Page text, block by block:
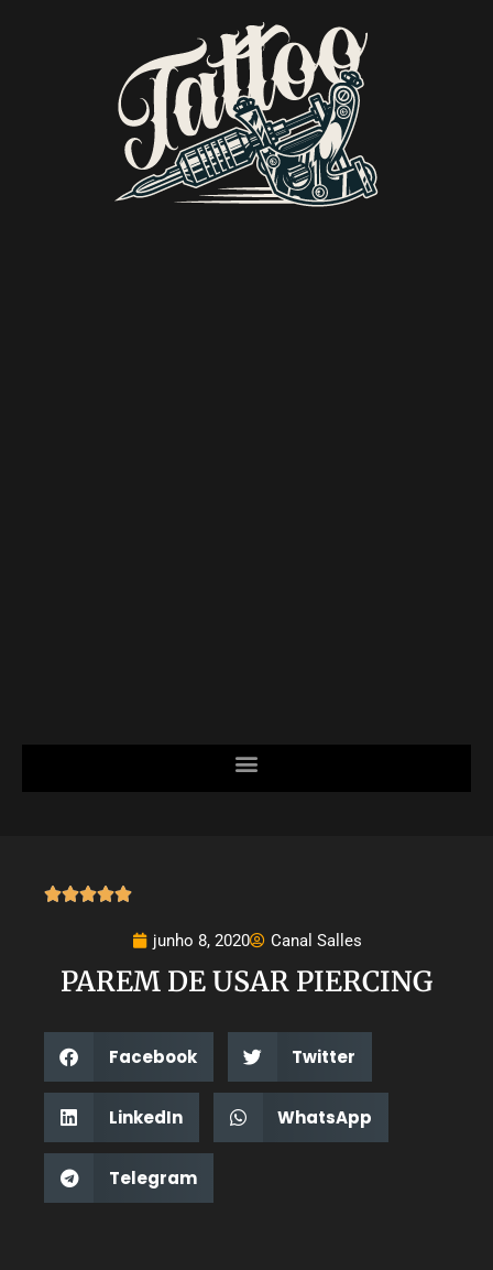

junho 8, 2020 Canal Salles
PAREM DE USAR PIERCING
Facebook Twitter
LinkedIn WhatsApp
Telegram